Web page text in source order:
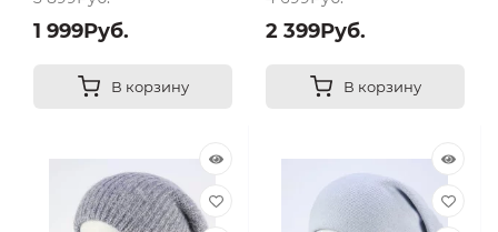
1 999Руб.
В корзину
2 399Руб.
В корзину